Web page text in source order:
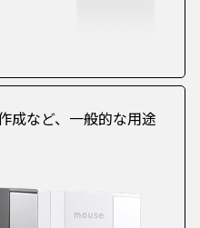
成など、一般的な用途